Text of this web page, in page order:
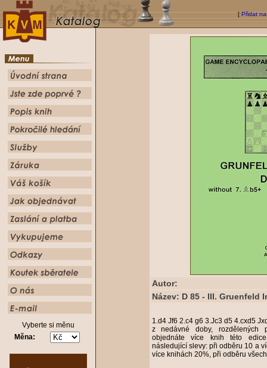
[ Přidat
Vyberte si měnu
Měna:
Autor:
Název: D 85 - III. Gruenfeld
1.d4 Jf6 2.c4 g6 3.Jc3 d5 4.cxd5
z nedávné doby, rozdělených
objednáte více knih této
následující slevy: při odběru 10 a
více knihách 20%, při odběru